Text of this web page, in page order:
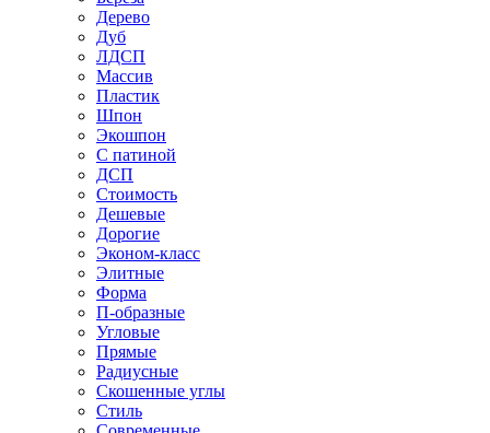
Дерево
Дуб
ЛДСП
Массив
Пластик
Шпон
Экошпон
С патиной
ДСП
Стоимость
Дешевые
Дорогие
Эконом-класс
Элитные
Форма
П-образные
Угловые
Прямые
Радиусные
Скошенные углы
Стиль